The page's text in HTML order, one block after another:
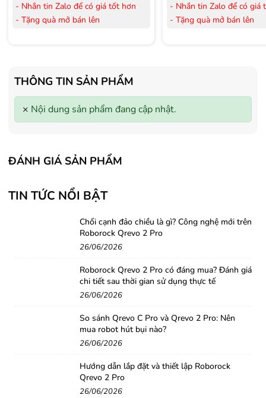
- Nhắn tin Zalo để có giá tốt hơn
- Tặng quà mở bán lên
- Tặng Voucher trị giá 150.000đ
mua Máy lọc Không khí
- Cam kết hàng mới 100%.
- Lắp đặt, HDSD tại nhà nội thành
- Bảo hành 24 tháng chính hãng
- Nhắn tin Zalo để có giá
- Tặng quà mở bán lên
- Lắp đặt, HDSD tại nhà
THÔNG TIN SẢN PHẨM
× Nội dung sản phẩm đang cập nhật.
ĐÁNH GIÁ SẢN PHẨM
TIN TỨC NỔI BẬT
Chổi cạnh đảo chiều là gì? Công nghệ mới trên
Roborock Qrevo 2 Pro
26/06/2026
Roborock Qrevo 2 Pro có đáng mua? Đánh giá
chi tiết sau thời gian sử dụng thực tế
26/06/2026
So sánh Qrevo C Pro và Qrevo 2 Pro: Nên
mua robot hút bụi nào?
26/06/2026
Hướng dẫn lắp đặt và thiết lập Roborock
Qrevo 2 Pro
26/06/2026